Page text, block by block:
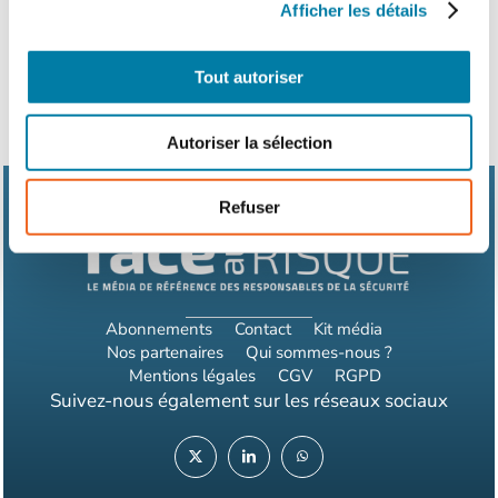
Afficher les détails
Tout autoriser
Autoriser la sélection
Refuser
Abonnements Contact
Kit média
Nos partenaires
Qui sommes-nous ?
Mentions légales
CGV RGPD
Suivez-nous également sur les réseaux sociaux